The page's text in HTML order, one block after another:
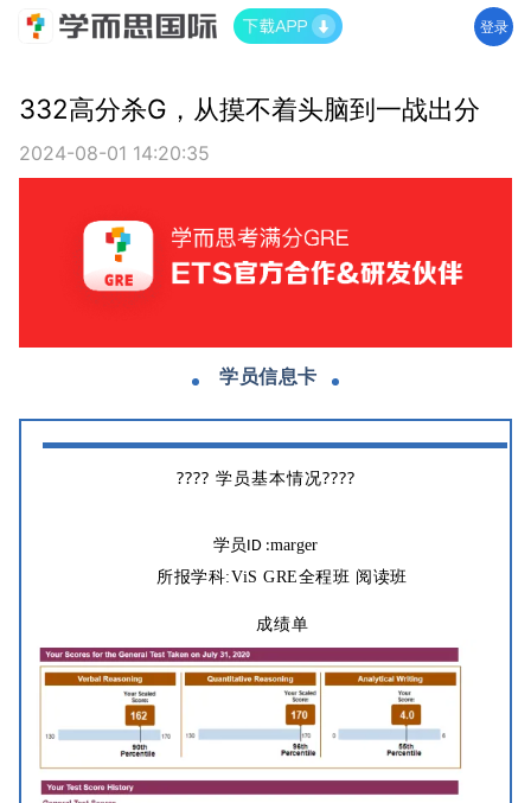
登录
332高分杀G，从摸不着头脑到一战出分
2024-08-01 14:20:35
学员信息卡
???? 学员基本情况????
学员 ID :marger
所报学科:ViS GRE全程班 阅读班
成绩单